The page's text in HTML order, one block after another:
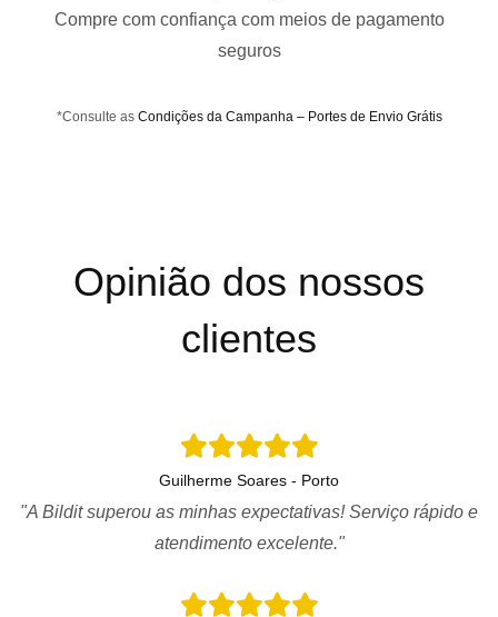
Compre com confiança com meios de pagamento
seguros
*Consulte as Condições da Campanha – Portes de Envio Grátis
Opinião dos nossos
clientes
Guilherme Soares - Porto
"A Bildit superou as minhas expectativas! Serviço rápido e
atendimento excelente."